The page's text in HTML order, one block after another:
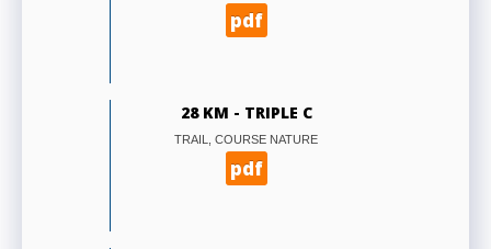
pdf
28 KM - TRIPLE C
TRAIL, COURSE NATURE
pdf